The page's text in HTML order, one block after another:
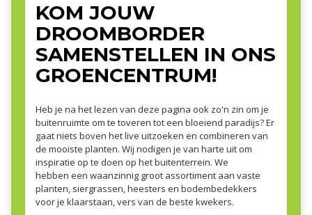
KOM JOUW
DROOMBORDER
SAMENSTELLEN IN ONS
GROENCENTRUM!
Heb je na het lezen van deze pagina ook zo'n zin om je
buitenruimte om te toveren tot een bloeiend paradijs? Er
gaat niets boven het live uitzoeken en combineren van
de mooiste planten. Wij nodigen je van harte uit om
inspiratie op te doen op het buitenterrein. We
hebben een waanzinnig groot assortiment aan vaste
planten, siergrassen, heesters en bodembedekkers
voor je klaarstaan, vers van de beste kwekers.